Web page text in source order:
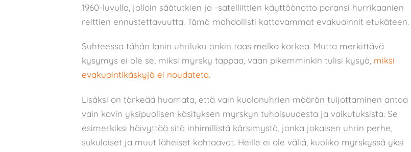
1960-luvulla, jolloin säätutkien ja -satelliittien käyttöönotto paransi hurrikaanien
reittien ennustettavuutta. Tämä mahdollisti kattavammat evakuoinnit etukäteen.
Suhteessa tähän Ianin uhriluku onkin taas melko korkea. Mutta merkittävä
kysymys ei ole se, miksi myrsky tappaa, vaan pikemminkin tulisi kysyä, miksi
evakuointikäskyjä ei noudateta.
Lisäksi on tärkeää huomata, että vain kuolonuhrien määrän tuijottaminen antaa
vain kovin yksipuolisen käsityksen myrskyn tuhoisuudesta ja vaikutuksista. Se
esimerkiksi häivyttää sitä inhimillistä kärsimystä, jonka jokaisen uhrin perhe,
sukulaiset ja muut läheiset kohtaavat. Heille ei ole väliä, kuoliko myrskyssä yksi